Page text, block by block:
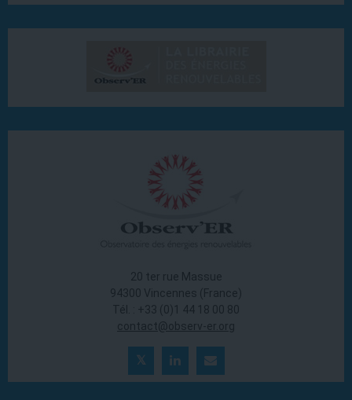
20 ter rue Massue
94300 Vincennes (France)
Tél. : +33 (0)1 44 18 00 80
contact@observ-er.org